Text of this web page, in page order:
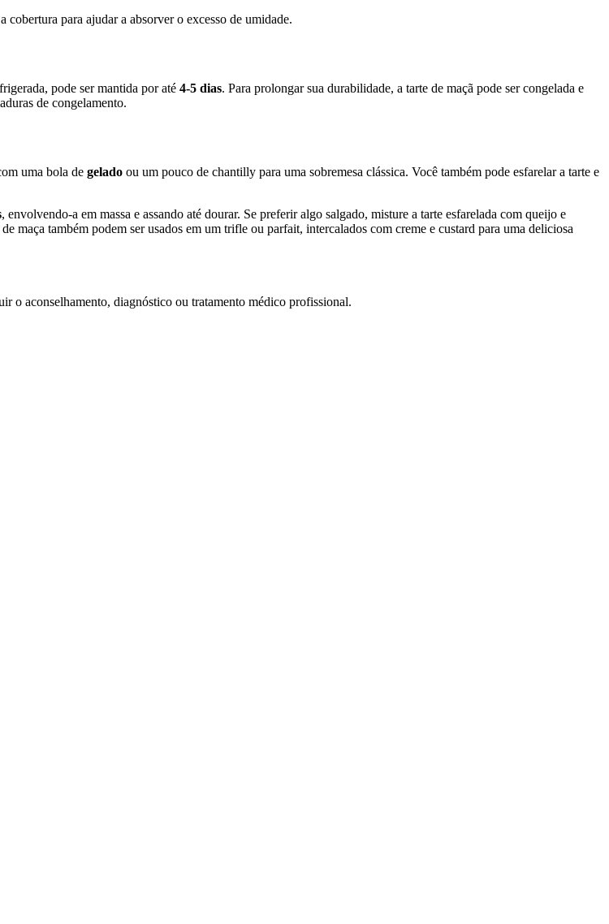
cobertura para ajudar a absorver o excesso de umidade.
pode ser mantida por até 4-5 dias. Para prolongar sua durabilidade, a tarte de maçã pode ser congelada e
de congelamento.
uma bola de gelado ou um pouco de chantilly para uma sobremesa clássica. Você também pode esfarelar a tarte e
, envolvendo-a em massa e assando até dourar. Se preferir algo salgado, misture a tarte esfarelada com queijo e
maça também podem ser usados em um trifle ou parfait, intercalados com creme e custard para uma deliciosa
o aconselhamento, diagnóstico ou tratamento médico profissional.